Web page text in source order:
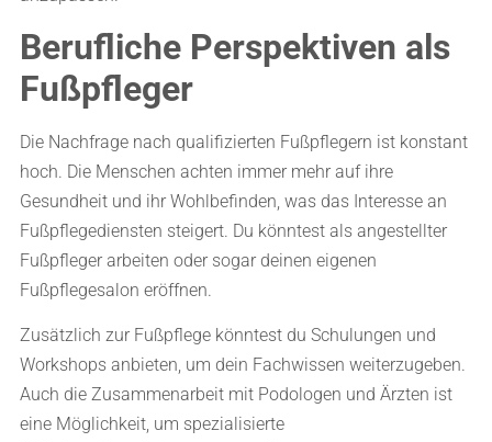
Berufliche Perspektiven als
Fußpfleger
Die Nachfrage nach qualifizierten Fußpflegern ist konstant
hoch. Die Menschen achten immer mehr auf ihre
Gesundheit und ihr Wohlbefinden, was das Interesse an
Fußpflegediensten steigert. Du könntest als angestellter
Fußpfleger arbeiten oder sogar deinen eigenen
Fußpflegesalon eröffnen.
Zusätzlich zur Fußpflege könntest du Schulungen und
Workshops anbieten, um dein Fachwissen weiterzugeben.
Auch die Zusammenarbeit mit Podologen und Ärzten ist
eine Möglichkeit, um spezialisierte